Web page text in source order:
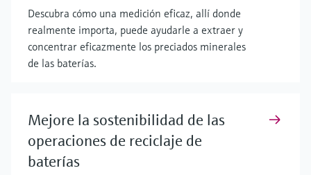
Descubra cómo una medición eficaz, allí donde
realmente importa, puede ayudarle a extraer y
concentrar eficazmente los preciados minerales
de las baterías.
Mejore la sostenibilidad de las
operaciones de reciclaje de
baterías